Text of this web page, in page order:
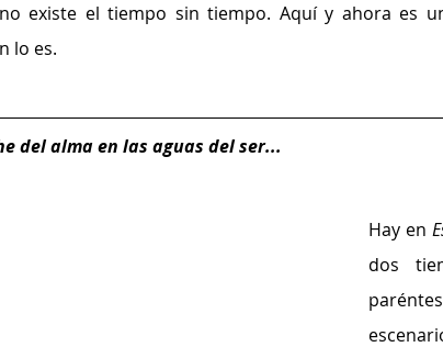
existe el tiempo sin tiempo. Aquí y ahora es
lo es.
del alma en las aguas del ser...
Hay en
dos